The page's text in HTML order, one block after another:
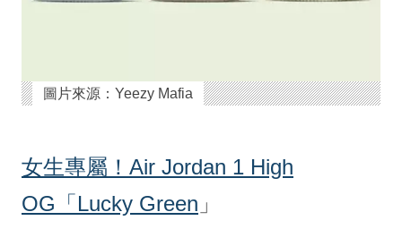
圖片來源：Yeezy Mafia
女生專屬！Air Jordan 1 High
OG「Lucky Green 」